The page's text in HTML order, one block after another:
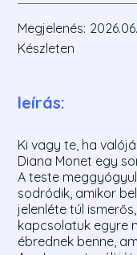
Megjelenés:
Készleten
leírás:
Ki vagy te, ha
Diana Monet egy
A teste
sodródik, amikor
jelenléte túl
kapcsolatuk egyre
ébrednek benne,